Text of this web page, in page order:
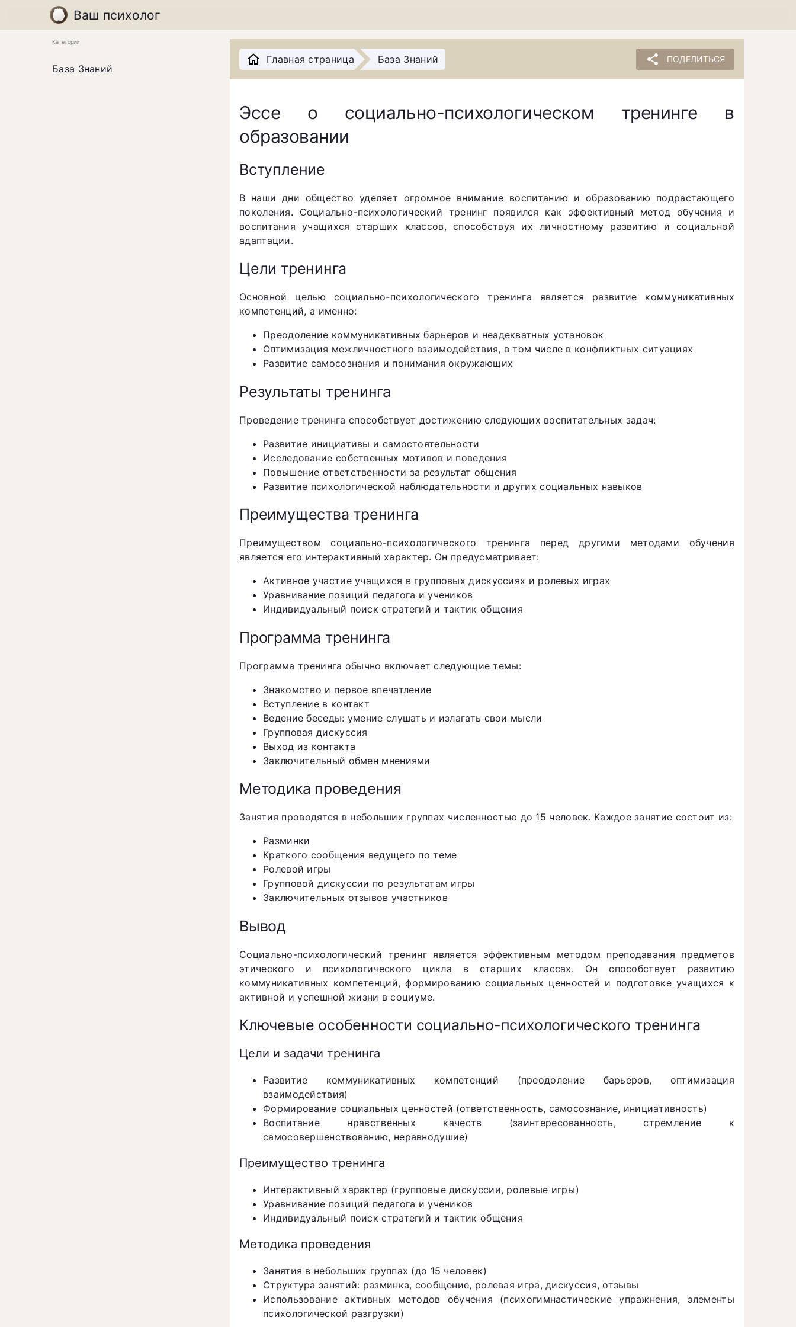
Ваш психолог
Категории
База Знаний
Главная страница База Знаний share ПОДЕЛИТЬСЯ
Эссе о социально-психологическом тренинге в
образовании
Вступление
В наши дни общество уделяет огромное внимание воспитанию и образованию подрастающего
поколения. Социально-психологический тренинг появился как эффективный метод обучения и
воспитания учащихся старших классов, способствуя их личностному развитию и социальной
адаптации.
Цели тренинга
Основной целью социально-психологического тренинга является развитие коммуникативных
компетенций, а именно:
Преодоление коммуникативных барьеров и неадекватных установок
Оптимизация межличностного взаимодействия, в том числе в конфликтных ситуациях
Развитие самосознания и понимания окружающих
Результаты тренинга
Проведение тренинга способствует достижению следующих воспитательных задач:
Развитие инициативы и самостоятельности
Исследование собственных мотивов и поведения
Повышение ответственности за результат общения
Развитие психологической наблюдательности и других социальных навыков
Преимущества тренинга
Преимуществом социально-психологического тренинга перед другими методами обучения
является его интерактивный характер. Он предусматривает:
Активное участие учащихся в групповых дискуссиях и ролевых играх
Уравнивание позиций педагога и учеников
Индивидуальный поиск стратегий и тактик общения
Программа тренинга
Программа тренинга обычно включает следующие темы:
Знакомство и первое впечатление
Вступление в контакт
Ведение беседы: умение слушать и излагать свои мысли
Групповая дискуссия
Выход из контакта
Заключительный обмен мнениями
Методика проведения
Занятия проводятся в небольших группах численностью до 15 человек. Каждое занятие состоит из:
Разминки
Краткого сообщения ведущего по теме
Ролевой игры
Групповой дискуссии по результатам игры
Заключительных отзывов участников
Вывод
Социально-психологический тренинг является эффективным методом преподавания предметов
этического и психологического цикла в старших классах. Он способствует развитию
коммуникативных компетенций, формированию социальных ценностей и подготовке учащихся к
активной и успешной жизни в социуме.
Ключевые особенности социально-психологического тренинга
Цели и задачи тренинга
Развитие коммуникативных компетенций (преодоление барьеров, оптимизация
взаимодействия)
Формирование социальных ценностей (ответственность, самосознание, инициативность)
Воспитание нравственных качеств (заинтересованность, стремление к
самосовершенствованию, неравнодушие)
Преимущество тренинга
Интерактивный характер (групповые дискуссии, ролевые игры)
Уравнивание позиций педагога и учеников
Индивидуальный поиск стратегий и тактик общения
Методика проведения
Занятия в небольших группах (до 15 человек)
Структура занятий: разминка, сообщение, ролевая игра, дискуссия, отзывы
Использование активных методов обучения (психогимнастические упражнения, элементы
психологической разгрузки)